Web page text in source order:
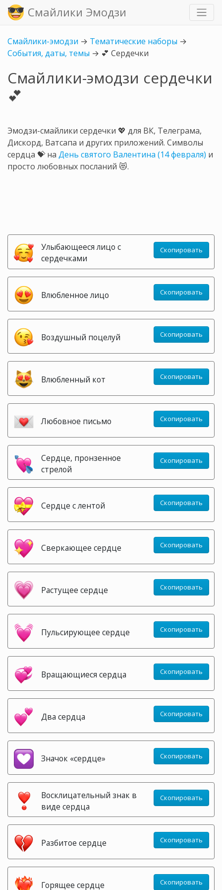
Смайлики Эмодзи
Смайлики-эмодзи → Тематические наборы →
События, даты, темы → 💕 Сердечки
Смайлики-эмодзи сердечки
💕
Эмодзи-смайлики сердечки 💖 для ВК, Телеграма,
Дискорд, Ватсапа и других приложений. Символы
сердца 💝 на День святого Валентина (14 февраля) и
просто любовных посланий 😻.
Улыбающееся лицо с
сердечками
Скопировать
Влюбленное лицо Скопировать
Воздушный поцелуй Скопировать
Влюбленный кот Скопировать
Любовное письмо Скопировать
Сердце, пронзенное
стрелой
Скопировать
Сердце с лентой Скопировать
Сверкающее сердце Скопировать
Растущее сердце Скопировать
Пульсирующее сердце Скопировать
Вращающиеся сердца Скопировать
Два сердца Скопировать
Значок «сердце» Скопировать
Восклицательный знак в
виде сердца
Скопировать
Разбитое сердце Скопировать
Горящее сердце Скопировать